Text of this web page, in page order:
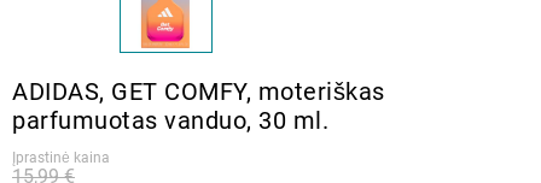
ADIDAS, GET COMFY, moteriškas
parfumuotas vanduo, 30 ml.
Įprastinė kaina
15,99 €